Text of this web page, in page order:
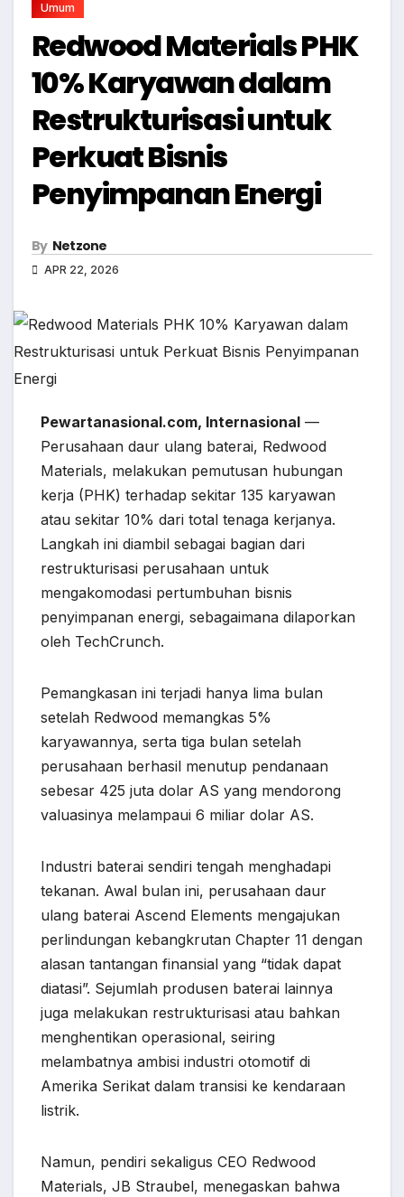
Umum
Redwood Materials PHK
10% Karyawan dalam
Restrukturisasi untuk
Perkuat Bisnis
Penyimpanan Energi
By Netzone
APR 22, 2026
Pewartanasional.com, Internasional —
Perusahaan daur ulang baterai, Redwood
Materials, melakukan pemutusan hubungan
kerja (PHK) terhadap sekitar 135 karyawan
atau sekitar 10% dari total tenaga kerjanya.
Langkah ini diambil sebagai bagian dari
restrukturisasi perusahaan untuk
mengakomodasi pertumbuhan bisnis
penyimpanan energi, sebagaimana dilaporkan
oleh TechCrunch.
Pemangkasan ini terjadi hanya lima bulan
setelah Redwood memangkas 5%
karyawannya, serta tiga bulan setelah
perusahaan berhasil menutup pendanaan
sebesar 425 juta dolar AS yang mendorong
valuasinya melampaui 6 miliar dolar AS.
Industri baterai sendiri tengah menghadapi
tekanan. Awal bulan ini, perusahaan daur
ulang baterai Ascend Elements mengajukan
perlindungan kebangkrutan Chapter 11 dengan
alasan tantangan finansial yang “tidak dapat
diatasi”. Sejumlah produsen baterai lainnya
juga melakukan restrukturisasi atau bahkan
menghentikan operasional, seiring
melambatnya ambisi industri otomotif di
Amerika Serikat dalam transisi ke kendaraan
listrik.
Namun, pendiri sekaligus CEO Redwood
Materials, JB Straubel, menegaskan bahwa